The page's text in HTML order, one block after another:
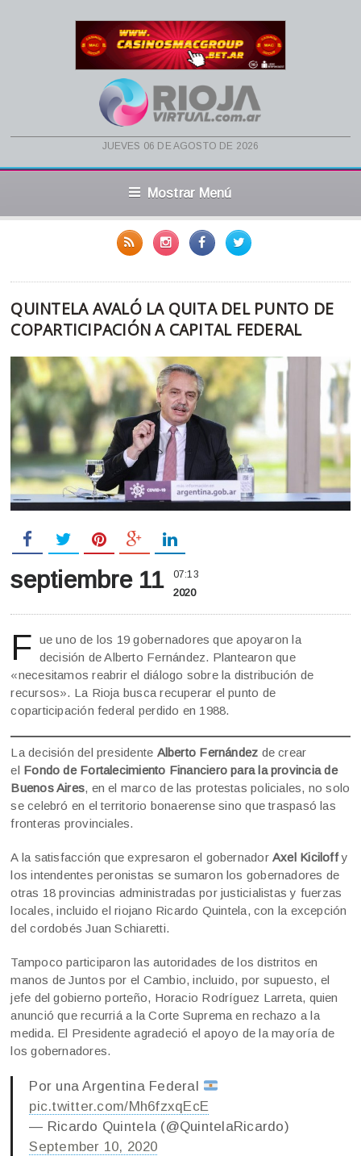
jueves 06 de agosto de 2026
Mostrar Menú
QUINTELA AVALÓ LA QUITA DEL PUNTO DE
COPARTICIPACIÓN A CAPITAL FEDERAL
septiembre 11 07:13
2020
F ue uno de los 19 gobernadores que apoyaron la
decisión de Alberto Fernández. Plantearon que
«necesitamos reabrir el diálogo sobre la distribución de
recursos». La Rioja busca recuperar el punto de
coparticipación federal perdido en 1988.
La decisión del presidente Alberto Fernández de crear
el Fondo de Fortalecimiento Financiero para la provincia de
Buenos Aires, en el marco de las protestas policiales, no solo
se celebró en el territorio bonaerense sino que traspasó las
fronteras provinciales.
A la satisfacción que expresaron el gobernadorAxel Kiciloffy
los intendentes peronistas se sumaron los gobernadores de
otras 18 provincias administradas por justicialistas y fuerzas
locales, incluido el riojano Ricardo Quintela, con la excepción
del cordobés Juan Schiaretti.
Tampoco participaron las autoridades de los distritos en
manos de Juntos por el Cambio, incluido, por supuesto, el
jefe del gobierno porteño, Horacio Rodríguez Larreta, quien
anunció que recurriá a la Corte Suprema en rechazo a la
medida. El Presidente agradeció el apoyo de la mayoría de
los gobernadores.
Por una Argentina Federal
pic.twitter.com/Mh6fzxqEcE
— Ricardo Quintela (@QuintelaRicardo)
September 10, 2020